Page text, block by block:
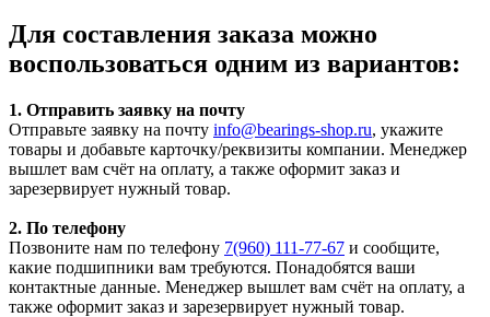
Для составления заказа можно
воспользоваться одним из вариантов:
1. Отправить заявку на почту
Отправьте заявку на почту info@bearings-shop.ru, укажите
товары и добавьте карточку/реквизиты компании. Менеджер
вышлет вам счёт на оплату, а также оформит заказ и
зарезервирует нужный товар.
2. По телефону
Позвоните нам по телефону 7(960) 111-77-67 и сообщите,
какие подшипники вам требуются. Понадобятся ваши
контактные данные. Менеджер вышлет вам счёт на оплату, а
также оформит заказ и зарезервирует нужный товар.